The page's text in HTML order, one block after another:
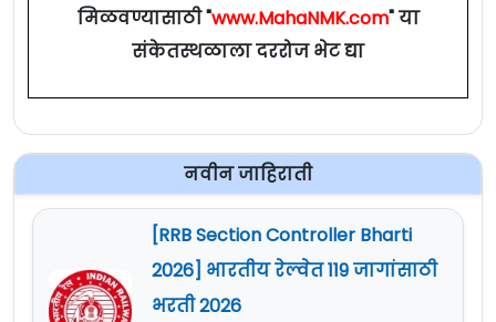
मिळवण्यासाठी "www.MahaNMK.com" या
संकेतस्थळाला दररोज भेट द्या
नवीन जाहिराती
[RRB Section Controller Bharti
2026] भारतीय रेल्वेत 119 जागांसाठी
भरती 2026